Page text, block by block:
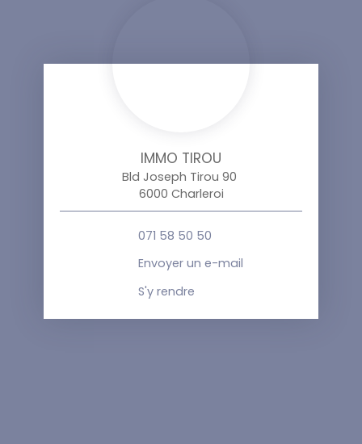
IMMO TIROU
Bld Joseph Tirou 90
6000 Charleroi
071 58 50 50
Envoyer un e-mail
S'y rendre